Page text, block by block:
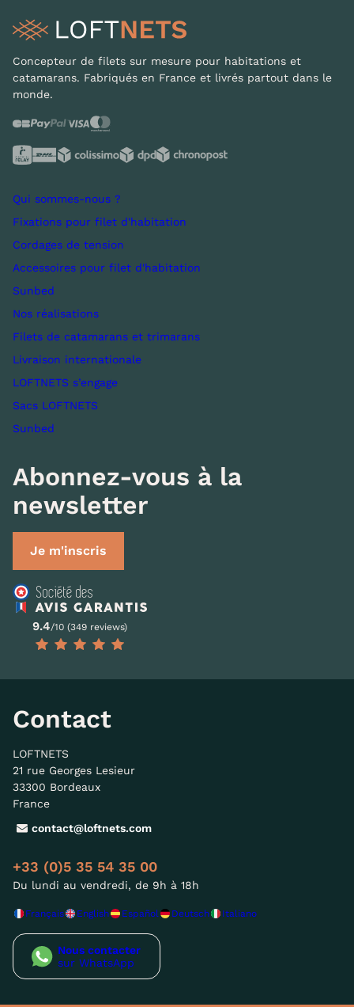
Concepteur de filets sur mesure pour habitations et
catamarans. Fabriqués en France et livrés partout dans le
monde.
Qui sommes-nous ?
Fixations pour filet d'habitation
Cordages de tension
Accessoires pour filet d'habitation
Sunbed
Nos réalisations
Filets de catamarans et trimarans
Livraison internationale
LOFTNETS s’engage
Sacs LOFTNETS
Sunbed
Abonnez-vous à la
newsletter
Je m'inscris
9.4/10 (349 reviews)
Contact
LOFTNETS
21 rue Georges Lesieur
33300 Bordeaux
France
contact@loftnets.com
+33 (0)5 35 54 35 00
Du lundi au vendredi, de 9h à 18h
Français English Español Deutsch Italiano
Nous contacter
sur WhatsApp